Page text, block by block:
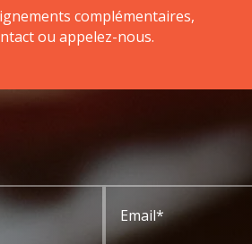
complémentaires,
ou appelez-nous.